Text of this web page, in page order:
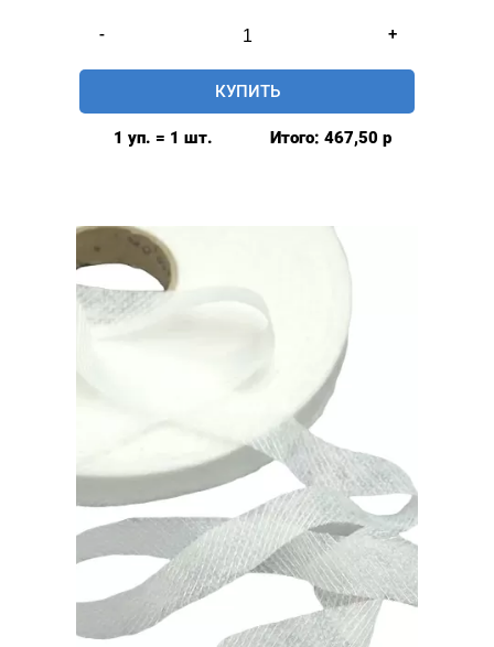
-
товара
Лента
клеевая
нитепрошивная
+
КУПИТЬ
1 уп. = 1 шт. Итого: 467,50 р